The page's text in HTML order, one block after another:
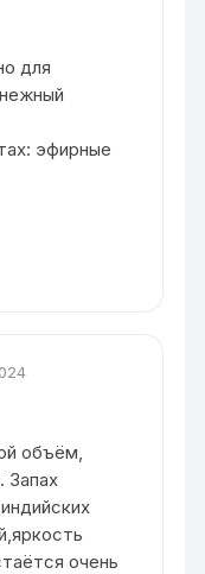
для
эфирные
объём,
Запах
очень